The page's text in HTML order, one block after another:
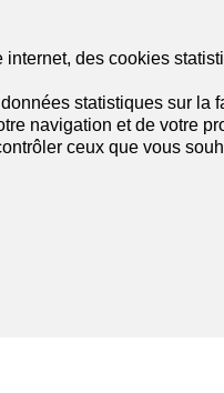
des cookies
statistiques sur
navigation et de votre
ceux que vous